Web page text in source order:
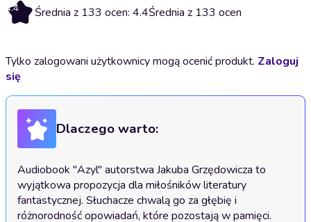
4.4 Średnia z 133 ocen: 4.4Średnia z 133 ocen
Tylko zalogowani użytkownicy mogą ocenić produkt. Zaloguj
się
Dlaczego warto:
Audiobook "Azyl" autorstwa Jakuba Grzędowicza to
wyjątkowa propozycja dla miłośników literatury
fantastycznej. Słuchacze chwalą go za głębię i
różnorodność opowiadań, które pozostają w pamięci.